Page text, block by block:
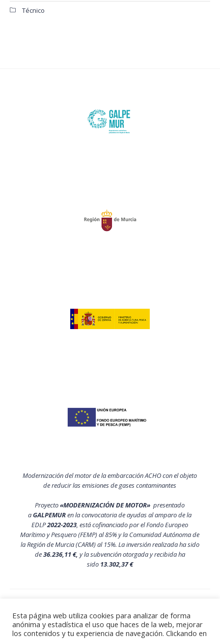
Técnico
Modernización del motor de la embarcación ACHO con el objeto
de reducir las emisiones de gases contaminantes
Proyecto«MODERNIZACIÓN DE MOTOR» presentado
aGALPEMURen la convocatoria de ayudas al amparo de la
EDLP2022-2023, está cofinanciado por el Fondo Europeo
Marítimo y Pesquero (FEMP) al 85% y la Comunidad Autónoma de
la Región de Murcia (CARM) al 15%. La inversión realizada ha sido
de36.236,11 €, y la subvención otorgada y recibida ha
sido 13.302,37 €
Política de Cookies
Noticias
Esta página web utiliza cookies para analizar de forma
anónima y estadística el uso que haces de la web, mejorar
los contenidos y tu experiencia de navegación. Clickando en